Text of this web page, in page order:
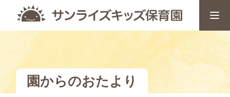
園からのおたより